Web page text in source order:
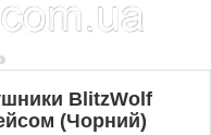
BlitzWolf
(Чорний)